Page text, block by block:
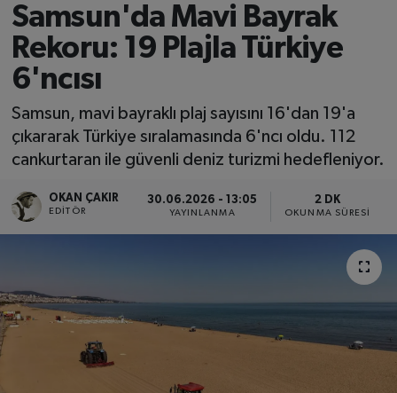
Samsun'da Mavi Bayrak
Rekoru: 19 Plajla Türkiye
6'ncısı
Samsun, mavi bayraklı plaj sayısını 16'dan 19'a
çıkararak Türkiye sıralamasında 6'ncı oldu. 112
cankurtaran ile güvenli deniz turizmi hedefleniyor.
OKAN ÇAKIR
EDITÖR
30.06.2026 - 13:05
YAYINLANMA
2 DK
OKUNMA SÜRESI
SAMSUN HABER
SAMSUNSPOR
SAĞLIK
TEKNOLOJİ
SPOR
TEKNOLOJİ
YAŞAM
Süper Lig Puan Durumu ve Fikstür
Tüm Manşetler
Son Dakika Haberleri
Haber Arşivi